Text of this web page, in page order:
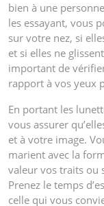
bien à une
les essayant, vous
sur votre nez, si
et si elles ne
important de
rapport à vos yeux
En portant les
vous assurer
et à votre image.
marient avec la
valeur vos traits ou
Prenez le temps
celle qui vous